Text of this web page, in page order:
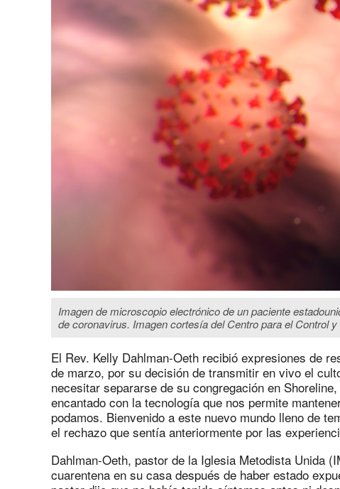
Imagen de microscopio electrónico de un paciente
de coronavirus. Imagen cortesía del Centro para el Control
El Rev. Kelly Dahlman-Oeth recibió expresiones de
de marzo, por su decisión de transmitir en vivo el
necesitar separarse de su congregación en
encantado con la tecnología que nos permite
podamos. Bienvenido a este nuevo mundo lleno de
el rechazo que sentía anteriormente por las
Dahlman-Oeth, pastor de la Iglesia Metodista Unida
cuarentena en su casa después de haber estado